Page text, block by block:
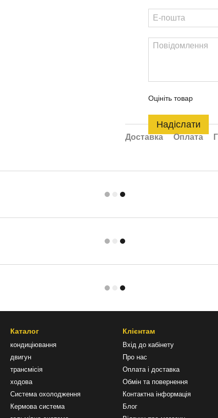
Оцініть товар
Надіслати
Доставка Оплата
Каталог
кондиціювання
двигун
трансмісія
ходова
Система охолодження
Кермова система
Клієнтам
Вхід до кабінету
Про нас
Оплата і доставка
Обмін та повернення
Контактна інформація
Блог